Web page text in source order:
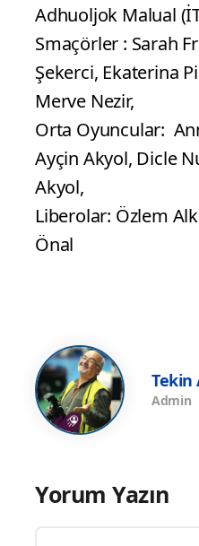
Adhuoljok Malual
Smaçörler : Sarah
Şekerci, Ekaterina
Merve Nezir,
Orta Oyuncular:
Ayçin Akyol, Dicle
Akyol,
Liberolar: Özlem
Önal
Tekin
Admin
Yorum Yazın